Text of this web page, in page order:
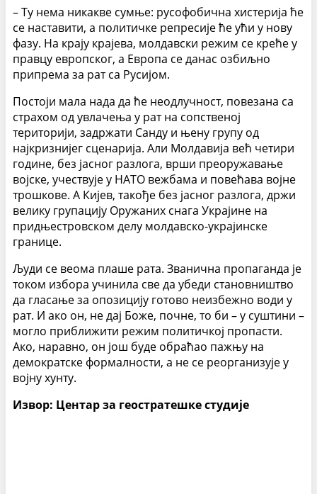
– Ту нема никакве сумње: русофобична хистерија ће
се наставити, а политичке репресије ће ући у нову
фазу. На крају крајева, молдавски режим се креће у
правцу европског, а Европа се данас озбиљно
припрема за рат са Русијом.
Постоји мала нада да ће неодлучност, повезана са
страхом од увлачења у рат на сопственој
територији, задржати Санду и њену групу од
најкризнијег сценарија. Али Молдавија већ четири
године, без јасног разлога, врши преоружавање
војске, учествује у НАТО вежбама и повећава војне
трошкове. А Кијев, такође без јасног разлога, држи
велику групацију Оружаних снага Украјине на
придњестровском делу молдавско-украјинске
границе.
Људи се веома плаше рата. Званична пропаганда је
током избора учинила све да убеди становништво
да гласање за опозицију готово неизбежно води у
рат. И ако он, не дај Боже, почне, то би – у суштини –
могло приближити режим политичкој пропасти.
Ако, наравно, он још буде обраћао пажњу на
демократске формалности, а не се реорганизује у
војну хунту.
Извор: Центар за геостратешке студије